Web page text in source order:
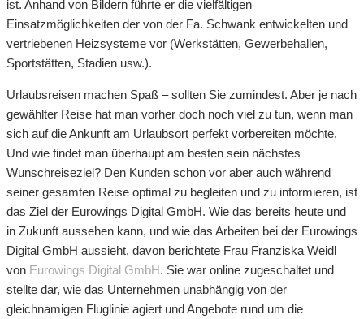
ist. Anhand von Bildern führte er die vielfältigen
Einsatzmöglichkeiten der von der Fa. Schwank entwickelten und
vertriebenen Heizsysteme vor (Werkstätten, Gewerbehallen,
Sportstätten, Stadien usw.).
Urlaubsreisen machen Spaß – sollten Sie zumindest. Aber je nach
gewählter Reise hat man vorher doch noch viel zu tun, wenn man
sich auf die Ankunft am Urlaubsort perfekt vorbereiten möchte.
Und wie findet man überhaupt am besten sein nächstes
Wunschreiseziel? Den Kunden schon vor aber auch während
seiner gesamten Reise optimal zu begleiten und zu informieren, ist
das Ziel der Eurowings Digital GmbH. Wie das bereits heute und
in Zukunft aussehen kann, und wie das Arbeiten bei der Eurowings
Digital GmbH aussieht, davon berichtete Frau Franziska Weidl
von Eurowings Digital GmbH. Sie war online zugeschaltet und
stellte dar, wie das Unternehmen unabhängig von der
gleichnamigen Fluglinie agiert und Angebote rund um die